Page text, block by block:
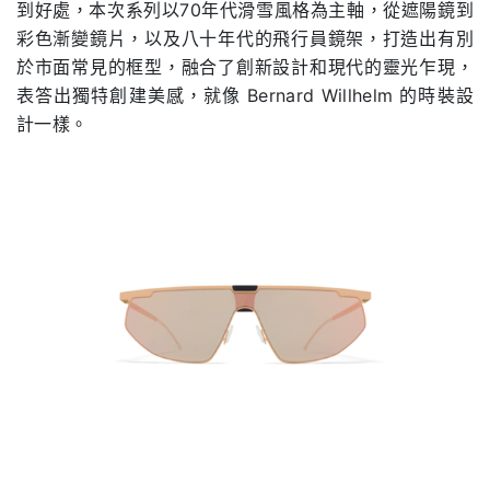
到好處，本次系列以70年代滑雪風格為主軸，從遮陽鏡到
彩色漸變鏡片，以及八十年代的飛行員鏡架，打造出有別
於市面常見的框型，融合了創新設計和現代的靈光乍現，
表答出獨特創建美感，就像 Bernard Willhelm 的時裝設
計一樣。